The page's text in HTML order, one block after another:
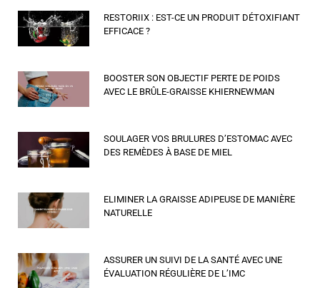
RESTORIIX : EST-CE UN PRODUIT DÉTOXIFIANT
EFFICACE ?
BOOSTER SON OBJECTIF PERTE DE POIDS
AVEC LE BRÛLE-GRAISSE KHIERNEWMAN
SOULAGER VOS BRULURES D’ESTOMAC AVEC
DES REMÈDES À BASE DE MIEL
ELIMINER LA GRAISSE ADIPEUSE DE MANIÈRE
NATURELLE
ASSURER UN SUIVI DE LA SANTÉ AVEC UNE
ÉVALUATION RÉGULIÈRE DE L’IMC